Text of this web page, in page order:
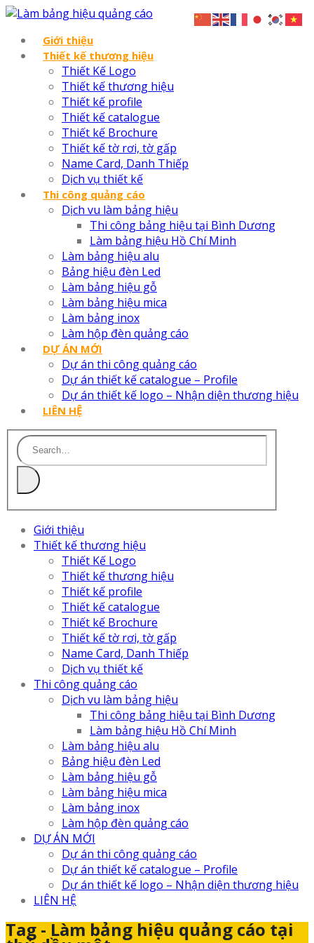
Giới thiệu
Thiết kế thương hiệu
Thiết Kế Logo
Thiết kế thương hiệu
Thiết kế profile
Thiết kế catalogue
Thiết kế Brochure
Thiết kế tờ rơi, tờ gấp
Name Card, Danh Thiếp
Dịch vụ thiết kế
Thi công quảng cáo
Dịch vu làm bảng hiệu
Thi công bảng hiệu tại Bình Dương
Làm bảng hiệu Hồ Chí Minh
Làm bảng hiệu alu
Bảng hiệu đèn Led
Làm bảng hiệu gỗ
Làm bảng hiệu mica
Làm bảng inox
Làm hộp đèn quảng cáo
DỰ ÁN MỚI
Dự án thi công quảng cáo
Dự án thiết kế catalogue – Profile
Dự án thiết kế logo – Nhận diện thương hiệu
LIÊN HỆ
Giới thiệu
Thiết kế thương hiệu
Thiết Kế Logo
Thiết kế thương hiệu
Thiết kế profile
Thiết kế catalogue
Thiết kế Brochure
Thiết kế tờ rơi, tờ gấp
Name Card, Danh Thiếp
Dịch vụ thiết kế
Thi công quảng cáo
Dịch vu làm bảng hiệu
Thi công bảng hiệu tại Bình Dương
Làm bảng hiệu Hồ Chí Minh
Làm bảng hiệu alu
Bảng hiệu đèn Led
Làm bảng hiệu gỗ
Làm bảng hiệu mica
Làm bảng inox
Làm hộp đèn quảng cáo
DỰ ÁN MỚI
Dự án thi công quảng cáo
Dự án thiết kế catalogue – Profile
Dự án thiết kế logo – Nhận diện thương hiệu
LIÊN HỆ
Tag - Làm bảng hiệu quảng cáo tại